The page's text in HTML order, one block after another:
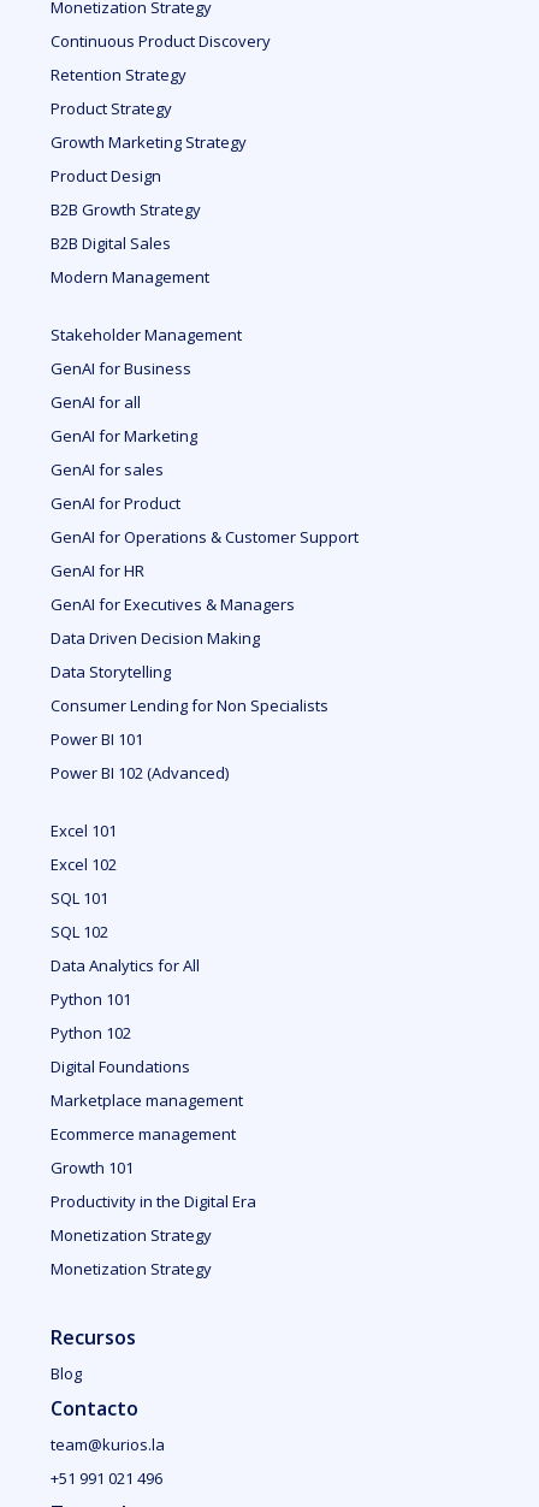
Monetization Strategy
Continuous Product Discovery
Retention Strategy
Product Strategy
Growth Marketing Strategy
Product Design
B2B Growth Strategy
B2B Digital Sales
Modern Management
Stakeholder Management
GenAI for Business
GenAI for all
GenAI for Marketing
GenAI for sales
GenAI for Product
GenAI for Operations & Customer Support
GenAI for HR
GenAI for Executives & Managers
Data Driven Decision Making
Data Storytelling
Consumer Lending for Non Specialists
Power BI 101
Power BI 102 (Advanced)
Excel 101
Excel 102
SQL 101
SQL 102
Data Analytics for All
Python 101
Python 102
Digital Foundations
Marketplace management
Ecommerce management
Growth 101
Productivity in the Digital Era
Monetization Strategy
Monetization Strategy
Recursos
Blog
Contacto
team@kurios.la
+51 991 021 496